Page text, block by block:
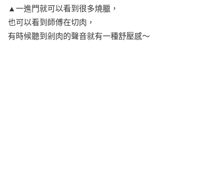
▲一進門就可以看到很多燒臘，
也可以看到師傅在切肉，
有時候聽到剁肉的聲音就有一種舒壓感～